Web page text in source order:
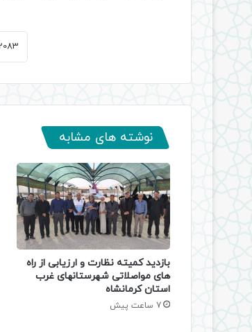
نوشته های مشابه
بازدید کمیته نظارت و ارزیابی از راه
های مواصلاتی شهرستانهای غرب
استان کرمانشاه
7 ساعت پیش